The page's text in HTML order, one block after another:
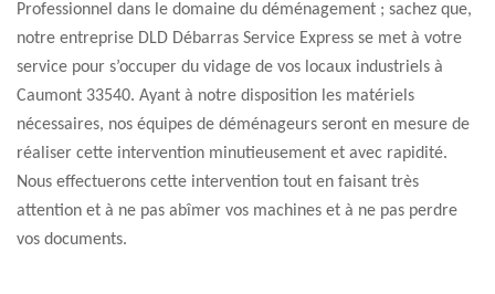
Professionnel dans le domaine du déménagement ; sachez que,
notre entreprise DLD Débarras Service Express se met à votre
service pour s’occuper du vidage de vos locaux industriels à
Caumont 33540. Ayant à notre disposition les matériels
nécessaires, nos équipes de déménageurs seront en mesure de
réaliser cette intervention minutieusement et avec rapidité.
Nous effectuerons cette intervention tout en faisant très
attention et à ne pas abîmer vos machines et à ne pas perdre
vos documents.